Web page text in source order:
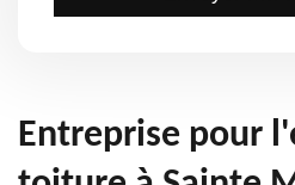
Entreprise pour